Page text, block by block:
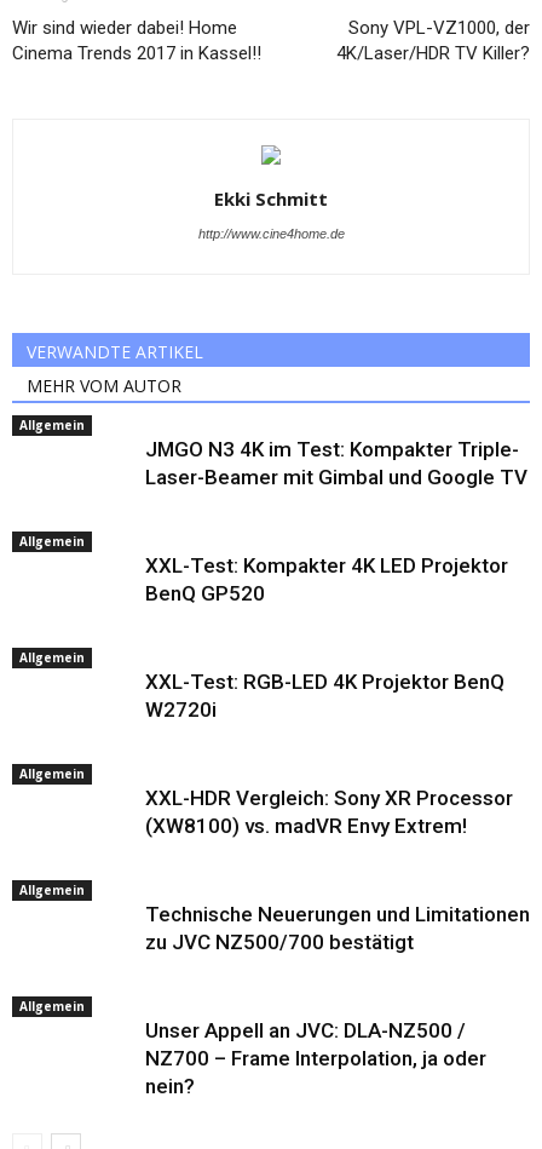
Wir sind wieder dabei! Home
Cinema Trends 2017 in Kassel!!
Sony VPL-VZ1000, der
4K/Laser/HDR TV Killer?
Ekki Schmitt
http://www.cine4home.de
VERWANDTE ARTIKEL
MEHR VOM AUTOR
Allgemein
JMGO N3 4K im Test: Kompakter Triple-
Laser-Beamer mit Gimbal und Google TV
Allgemein
XXL-Test: Kompakter 4K LED Projektor
BenQ GP520
Allgemein
XXL-Test: RGB-LED 4K Projektor BenQ
W2720i
Allgemein
XXL-HDR Vergleich: Sony XR Processor
(XW8100) vs. madVR Envy Extrem!
Allgemein
Technische Neuerungen und Limitationen
zu JVC NZ500/700 bestätigt
Allgemein
Unser Appell an JVC: DLA-NZ500 /
NZ700 – Frame Interpolation, ja oder
nein?